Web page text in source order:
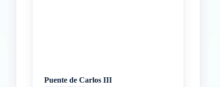
Puente de Carlos III